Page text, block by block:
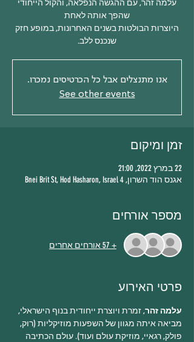
עלמה זֹהר, עם ההגשה הנפלאה, והקול הייחודי
היוצרות הבולטות בשנים האחרונות, במופע חזק
שנכנס ללב.
אנו מתנצלים אבל כל הכרטיסים נמכרו.
See other events
זמן ומיקום
22 במרץ 2022, 21:00
אגנס הוד השרון, 4 Bnei Brit St, Hod Hasharon, Israel
מספר אורחים
+ 57 אורחים אחרים
פרטי האירוע
עלמה זהר, זמרת ויוצרת ייחודית בנוף הישראלי,
מביאה איתה מגוון של השפעות מוזיקליות (רוק,
פולק, רגאיי, מוזיקת עולם ועוד). עולם הכתיבה